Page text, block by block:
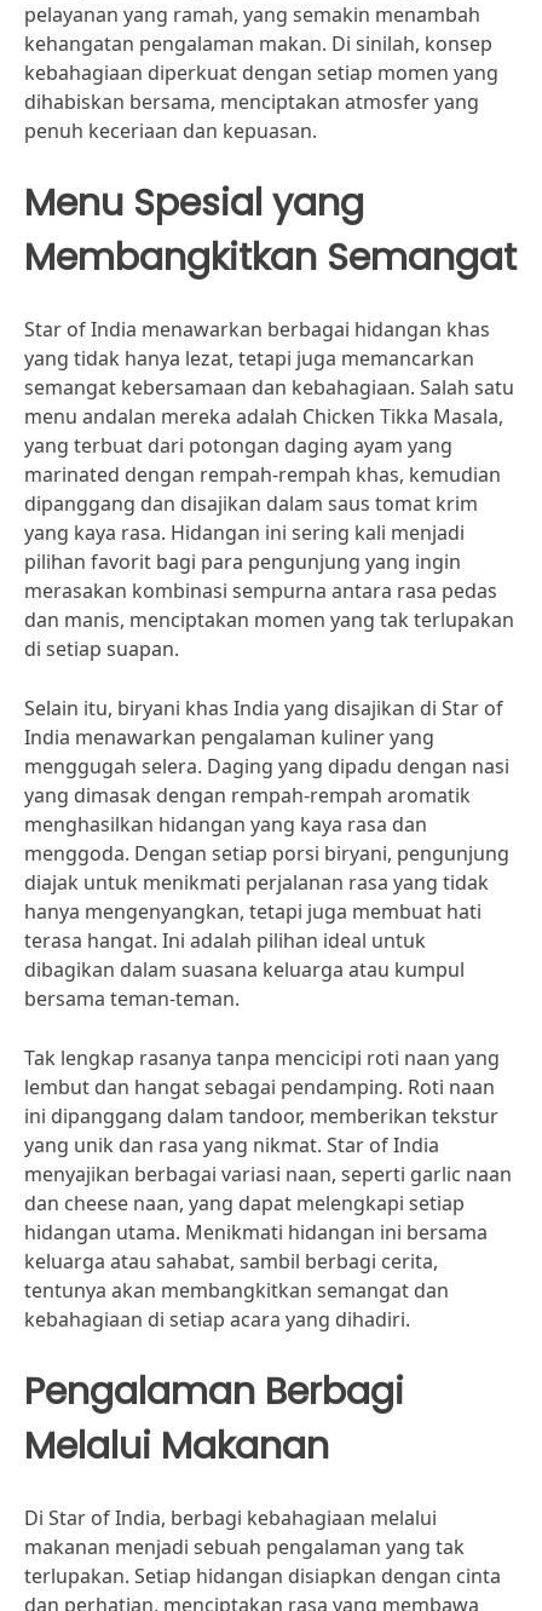
pelayanan yang ramah, yang semakin menambah
kehangatan pengalaman makan. Di sinilah, konsep
kebahagiaan diperkuat dengan setiap momen yang
dihabiskan bersama, menciptakan atmosfer yang
penuh keceriaan dan kepuasan.
Menu Spesial yang
Membangkitkan Semangat
Star of India menawarkan berbagai hidangan khas
yang tidak hanya lezat, tetapi juga memancarkan
semangat kebersamaan dan kebahagiaan. Salah satu
menu andalan mereka adalah Chicken Tikka Masala,
yang terbuat dari potongan daging ayam yang
marinated dengan rempah-rempah khas, kemudian
dipanggang dan disajikan dalam saus tomat krim
yang kaya rasa. Hidangan ini sering kali menjadi
pilihan favorit bagi para pengunjung yang ingin
merasakan kombinasi sempurna antara rasa pedas
dan manis, menciptakan momen yang tak terlupakan
di setiap suapan.
Selain itu, biryani khas India yang disajikan di Star of
India menawarkan pengalaman kuliner yang
menggugah selera. Daging yang dipadu dengan nasi
yang dimasak dengan rempah-rempah aromatik
menghasilkan hidangan yang kaya rasa dan
menggoda. Dengan setiap porsi biryani, pengunjung
diajak untuk menikmati perjalanan rasa yang tidak
hanya mengenyangkan, tetapi juga membuat hati
terasa hangat. Ini adalah pilihan ideal untuk
dibagikan dalam suasana keluarga atau kumpul
bersama teman-teman.
Tak lengkap rasanya tanpa mencicipi roti naan yang
lembut dan hangat sebagai pendamping. Roti naan
ini dipanggang dalam tandoor, memberikan tekstur
yang unik dan rasa yang nikmat. Star of India
menyajikan berbagai variasi naan, seperti garlic naan
dan cheese naan, yang dapat melengkapi setiap
hidangan utama. Menikmati hidangan ini bersama
keluarga atau sahabat, sambil berbagi cerita,
tentunya akan membangkitkan semangat dan
kebahagiaan di setiap acara yang dihadiri.
Pengalaman Berbagi
Melalui Makanan
Di Star of India, berbagi kebahagiaan melalui
makanan menjadi sebuah pengalaman yang tak
terlupakan. Setiap hidangan disiapkan dengan cinta
dan perhatian, menciptakan rasa yang membawa